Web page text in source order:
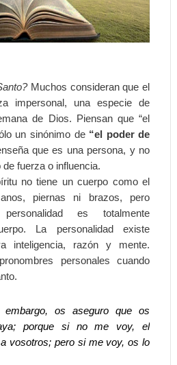
Muchos consideran que el
impersonal, una especie de
de Dios. Piensan que “el
un sinónimo de “el poder de
que es una persona, y no
fuerza o influencia.
no tiene un cuerpo como el
piernas ni brazos, pero
es totalmente
La personalidad existe
inteligencia, razón y mente.
personales cuando
embargo, os aseguro que os
porque si no me voy, el
vosotros; pero si me voy, os lo